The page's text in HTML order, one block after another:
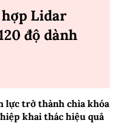
Lidar
độ dành
lực trở thành chìa khóa
khai thác hiệu quả